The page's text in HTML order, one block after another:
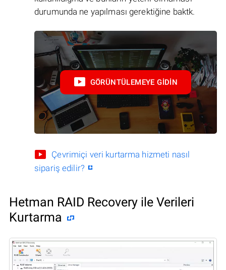
durumunda ne yapılması gerektiğine baktk.
GÖRÜNTÜLEMEYE GIDIN
Çevrimiçi veri kurtarma hizmeti nasıl
sipariş edilir?
Hetman RAID Recovery ile Verileri
Kurtarma